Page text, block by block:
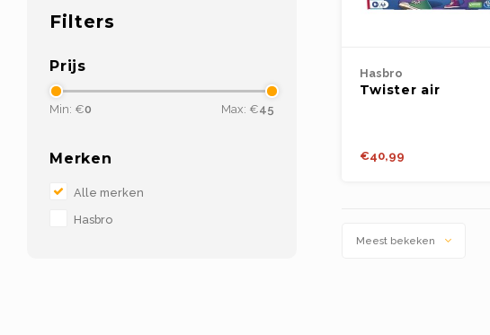
Filters
Prijs
Min: €0 Max: €45
Merken
Alle merken
Hasbro
Hasbro
Twister air
€40,99
Meest bekeken